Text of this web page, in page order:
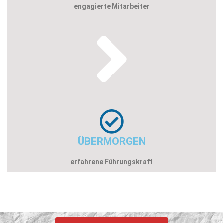
engagierte Mitarbeiter
ÜBERMORGEN
erfahrene Führungskraft